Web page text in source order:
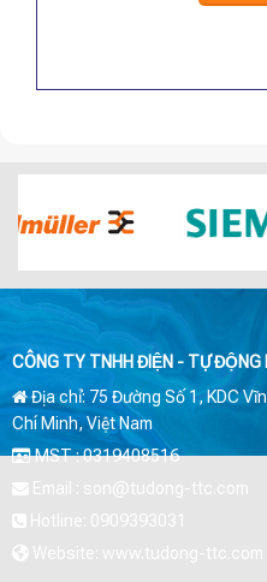
CÔNG TY TNHH ĐIỆN - TỰ ĐỘNG
Địa chỉ: 75 Đường Số 1, KDC
Chí Minh, Việt Nam
MST : 0319408516
Email : son@tudong-ttc.com
Hotline: 0909393031
Website: www.tudong-ttc.com